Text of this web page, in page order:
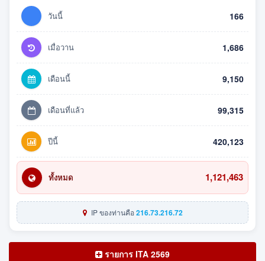
วันนี้ 166
เมื่อวาน 1,686
เดือนนี้ 9,150
เดือนที่แล้ว 99,315
ปีนี้ 420,123
ทั้งหมด 1,121,463
IP ของท่านคือ216.73.216.72
รายการ ITA 2569